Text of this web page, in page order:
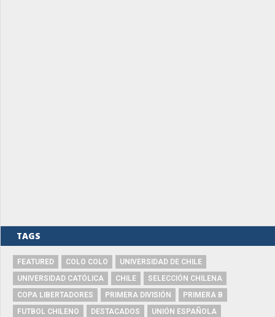
TAGS
FEATURED COLO COLO
UNIVERSIDAD DE CHILE
UNIVERSIDAD CATÓLICA
CHILE
SELECCIÓN CHILENA
COPA LIBERTADORES
PRIMERA DIVISIÓN
PRIMERA B
FUTBOL CHILENO
DESTACADOS
UNIÓN ESPAÑOLA